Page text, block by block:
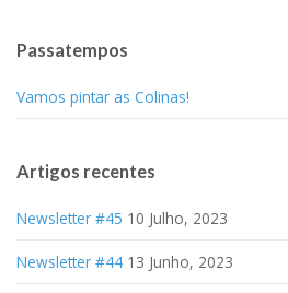
Passatempos
Vamos pintar as Colinas!
Artigos recentes
Newsletter #45 10 Julho, 2023
Newsletter #44 13 Junho, 2023